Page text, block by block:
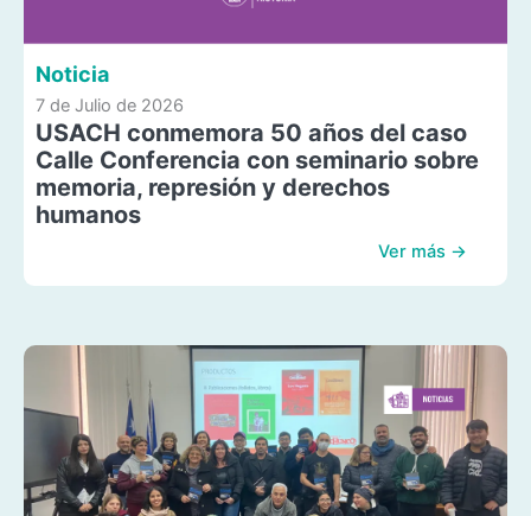
Noticia
7 de Julio de 2026
USACH conmemora 50 años del caso
Calle Conferencia con seminario sobre
memoria, represión y derechos
humanos
Ver más →